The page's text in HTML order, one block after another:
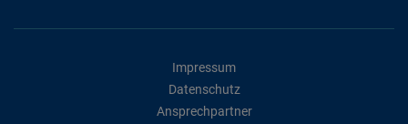
Impressum
Datenschutz
Ansprechpartner